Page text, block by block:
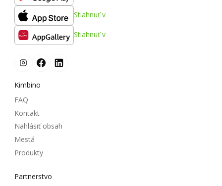
Stiahnuť v
Stiahnuť v
Kimbino
FAQ
Kontakt
Nahlásiť obsah
Mestá
Produkty
Partnerstvo